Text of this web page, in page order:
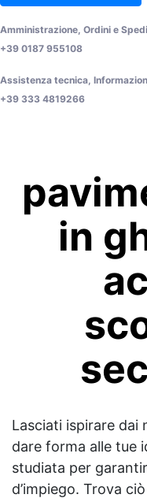
Amministrazione, Ordini e
+39 0187 955108
Assistenza tecnica,
+39 333 4819266
in
Lasciati ispirare
dare forma alle tue
studiata per
d’impiego. Trova